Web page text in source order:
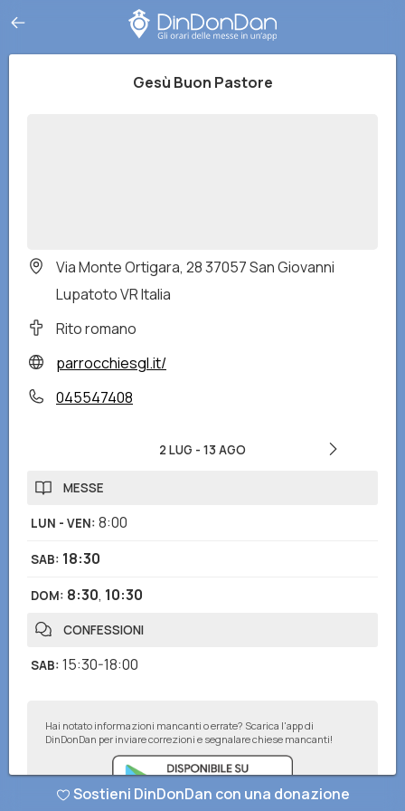
Gesù Buon Pastore
Via Monte Ortigara, 28 37057 San Giovanni
Lupatoto VR Italia
Rito romano
parrocchiesgl.it/
045547408
2 LUG - 13 AGO
MESSE
LUN - VEN: 8:00
SAB: 18:30
DOM: 8:30, 10:30
CONFESSIONI
SAB: 15:30-18:00
Hai notato informazioni mancanti o errate? Scarica l'app di
DinDonDan per inviare correzioni e segnalare chiese mancanti!
Sostieni DinDonDan con una donazione